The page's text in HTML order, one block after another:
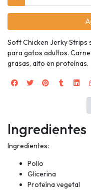
Soft Chicken Jerky Strips
para gatos adultos.
grasas, alto en proteínas.
Ingredientes
Ingredientes:
Pollo
Glicerina
Proteína vegetal